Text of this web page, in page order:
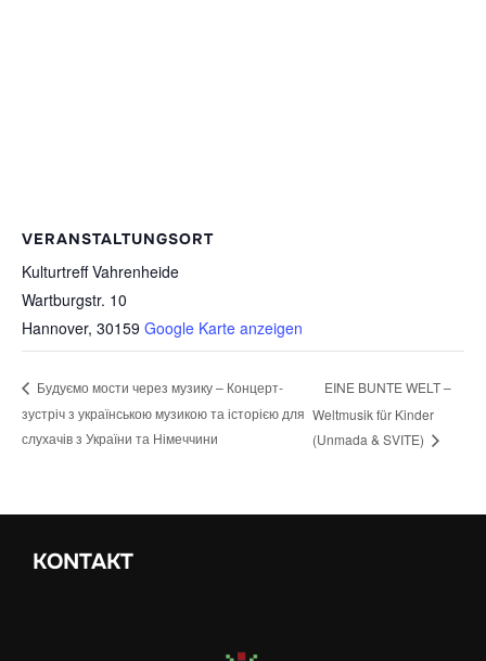
VERANSTALTUNGSORT
Kulturtreff Vahrenheide
Wartburgstr. 10
Hannover, 30159 Google Karte anzeigen
Будуємо мости через музику – Концерт-
зустріч з українською музикою та історією для
слухачів з України та Німеччини
EINE BUNTE WELT –
Weltmusik für Kinder
(Unmada & SVITE)
KONTAKT